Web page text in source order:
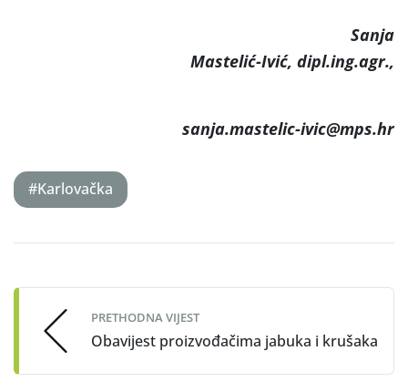
Sanja
Mastelić-Ivić, dipl.ing.agr.,
sanja.mastelic-ivic@mps.hr
#Karlovačka
navigation
PRETHODNA VIJEST
Obavijest proizvođačima jabuka i krušaka